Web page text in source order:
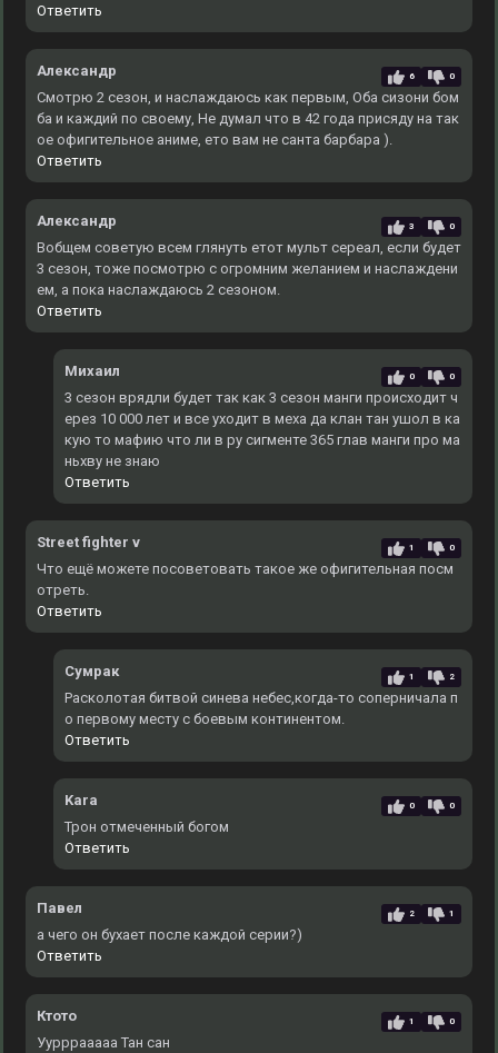
Ответить
Александр 6 0
Смотрю 2 сезон, и наслаждаюсь как первым, Оба сизони бом
ба и каждий по своему, Не думал что в 42 года присяду на так
ое офигительное аниме, ето вам не санта барбара ).
Ответить
Александр 3 0
Вобщем советую всем глянуть етот мульт сереал, если будет
3 сезон, тоже посмотрю с огромним желанием и наслаждени
ем, а пока наслаждаюсь 2 сезоном.
Ответить
Михаил 0 0
3 сезон врядли будет так как 3 сезон манги происходит ч
ерез 10 000 лет и все уходит в меха да клан тан ушол в ка
кую то мафию что ли в ру сигменте 365 глав манги про ма
ньхву не знаю
Ответить
Street fighter v 1 0
Что ещё можете посоветовать такое же офигительная посм
отреть.
Ответить
Сумрак 1 2
Расколотая битвой синева небес,когда-то соперничала п
о первому месту с боевым континентом.
Ответить
Kara 0 0
Трон отмеченный богом
Ответить
Павел 2 1
а чего он бухает после каждой серии?)
Ответить
Ктото 1 0
Уурррааааа Тан сан